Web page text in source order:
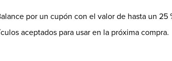
por un cupón con el valor de hasta un 25
aceptados para usar en la próxima compra.